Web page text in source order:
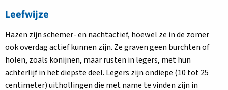
Leefwijze
Hazen zijn schemer- en nachtactief, hoewel ze in de zomer
ook overdag actief kunnen zijn. Ze graven geen burchten of
holen, zoals konijnen, maar rusten in legers, met hun
achterlijf in het diepste deel. Legers zijn ondiepe (10 tot 25
centimeter) uithollingen die met name te vinden zijn in